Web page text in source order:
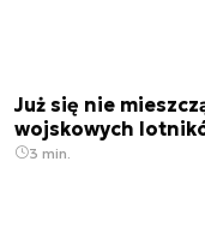
Już się nie
wojskowych
3 min.